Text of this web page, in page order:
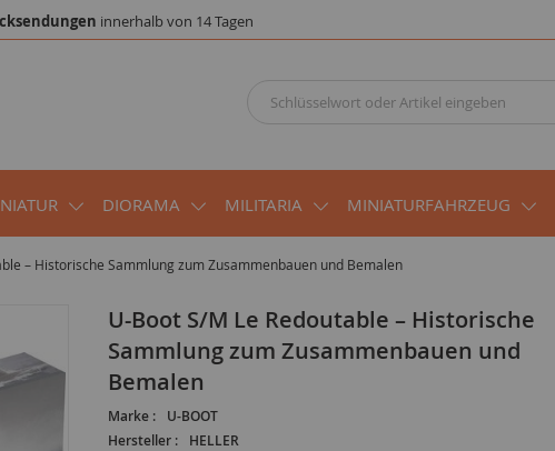
innerhalb von 14 Tagen
DIORAMA MILITARIA MINIATURFAHRZEUG
– Historische Sammlung zum Zusammenbauen und Bemalen
U-Boot S/M Le Redoutable – Historische
Sammlung zum Zusammenbauen und
Bemalen
Marke :
U-BOOT
Hersteller :
HELLER